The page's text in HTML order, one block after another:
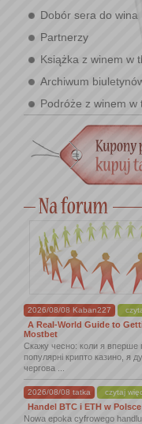
Dobór sera do wina
Partnerzy
Książka z winem w
Archiwum
Podróże z winem w
2026/08/08 Kaban227
A Real-World Guide to
Mostbet
Скажу чесно: коли я вперше
популярні крипто казино, я
чергова ...
2026/08/08 tatka czytaj
Handel BTC i ETH w
Nowa epoka cyfrowego